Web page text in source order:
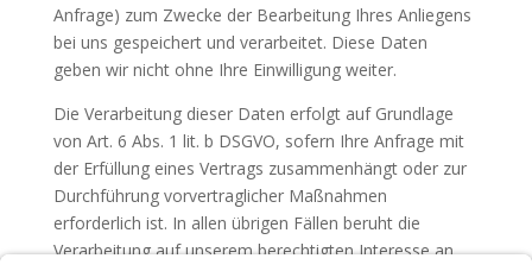
Anfrage) zum Zwecke der Bearbeitung Ihres Anliegens
bei uns gespeichert und verarbeitet. Diese Daten
geben wir nicht ohne Ihre Einwilligung weiter.
Die Verarbeitung dieser Daten erfolgt auf Grundlage
von Art. 6 Abs. 1 lit. b DSGVO, sofern Ihre Anfrage mit
der Erfüllung eines Vertrags zusammenhängt oder zur
Durchführung vorvertraglicher Maßnahmen
erforderlich ist. In allen übrigen Fällen beruht die
Verarbeitung auf unserem berechtigten Interesse an